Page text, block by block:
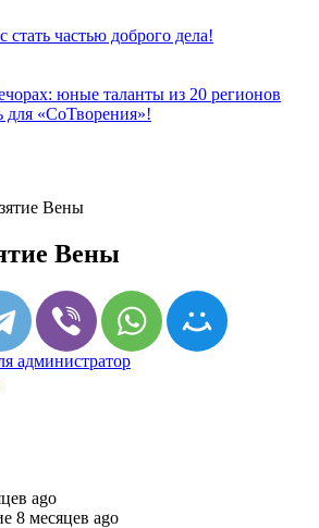
стать частью доброго дела!
юные таланты из 20 регионов
для «СоТворения»!
Вены
Вены
ago
8 месяцев ago